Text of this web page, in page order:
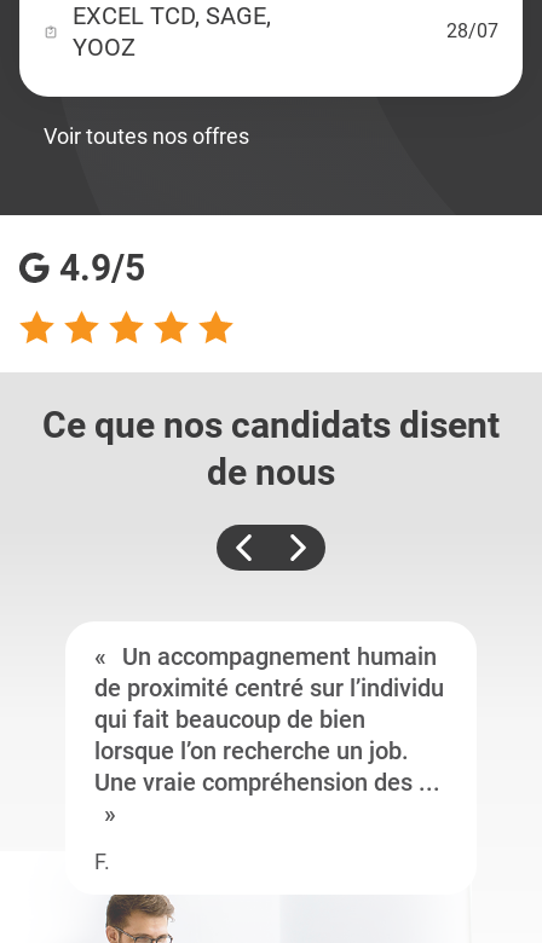
EXCEL TCD, SAGE,
YOOZ
28/07
Voir toutes nos offres
4.9/5
Ce que nos candidats disent
de nous
Un accompagnement humain
de proximité centré sur l’individu
qui fait beaucoup de bien
lorsque l’on recherche un job.
Une vraie compréhension des ...
F.